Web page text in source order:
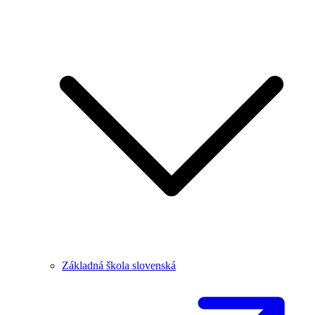
Základná škola slovenská